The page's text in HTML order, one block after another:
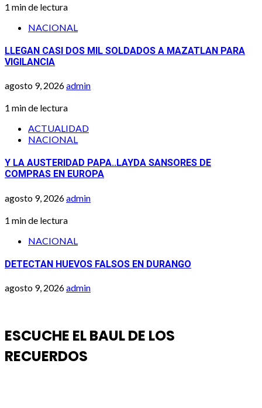
1 min de lectura
NACIONAL
LLEGAN CASI DOS MIL SOLDADOS A MAZATLAN PARA
VIGILANCIA
agosto 9, 2026admin
1 min de lectura
ACTUALIDAD
NACIONAL
Y LA AUSTERIDAD PAPA..LAYDA SANSORES DE
COMPRAS EN EUROPA
agosto 9, 2026admin
1 min de lectura
NACIONAL
DETECTAN HUEVOS FALSOS EN DURANGO
agosto 9, 2026admin
ESCUCHE EL BAUL DE LOS
RECUERDOS